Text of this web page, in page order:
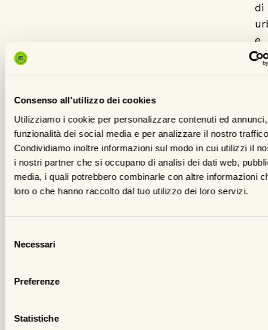
Consenso all'utilizzo dei cookies
Utilizziamo i cookie per personalizzare contenuti ed
funzionalità dei social media e per analizzare il nostro
Condividiamo inoltre informazioni sul modo in cui utilizzi il
i nostri partner che si occupano di analisi dei dati web,
media, i quali potrebbero combinarle con altre informazioni
loro o che hanno raccolto dal tuo utilizzo dei loro servizi.
delNecessari
Preferenze
Statistiche
di
e
un